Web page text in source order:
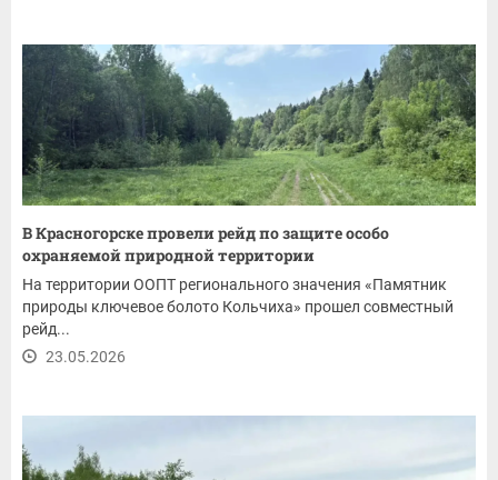
В Красногорске провели рейд по защите особо
охраняемой природной территории
На территории ООПТ регионального значения «Памятник
природы ключевое болото Кольчиха» прошел совместный
рейд...
23.05.2026